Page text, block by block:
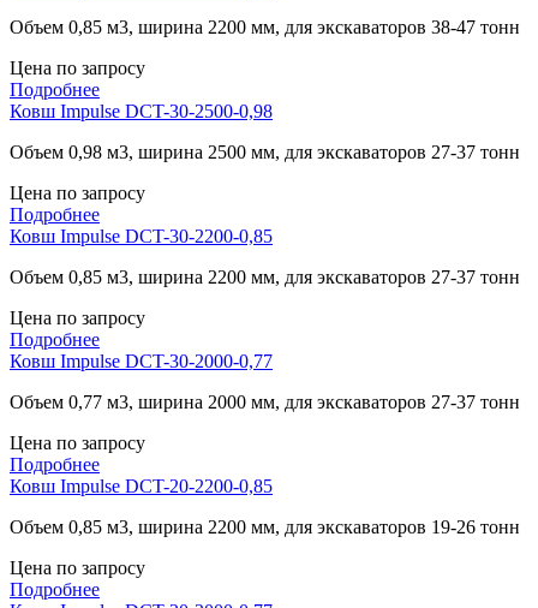
Объем 0,85 м3, ширина 2200 мм, для экскаваторов 38-47 тонн
Цена по запросу
Подробнее
Ковш Impulse DCT-30-2500-0,98
Объем 0,98 м3, ширина 2500 мм, для экскаваторов 27-37 тонн
Цена по запросу
Подробнее
Ковш Impulse DCT-30-2200-0,85
Объем 0,85 м3, ширина 2200 мм, для экскаваторов 27-37 тонн
Цена по запросу
Подробнее
Ковш Impulse DCT-30-2000-0,77
Объем 0,77 м3, ширина 2000 мм, для экскаваторов 27-37 тонн
Цена по запросу
Подробнее
Ковш Impulse DCT-20-2200-0,85
Объем 0,85 м3, ширина 2200 мм, для экскаваторов 19-26 тонн
Цена по запросу
Подробнее